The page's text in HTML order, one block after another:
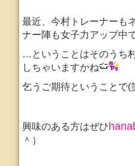
最近、今村トレーナーも
ナー陣も女子力アップ中
…ということはそのうち
しちゃいますかね
乞うご期待ということで(
興味のある方はぜひ
＾）